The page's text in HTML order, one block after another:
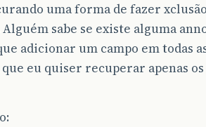
uma forma de fazer
Alguém sabe se existe alguma
adicionar um campo em todas
eu quiser recuperar apenas os